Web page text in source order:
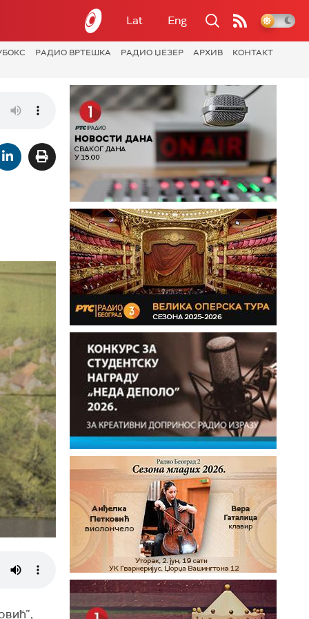
Lat Eng
РАДИО ВРТЕШКА РАДИО ЏЕЗЕР АРХИВ КОНТАКТ